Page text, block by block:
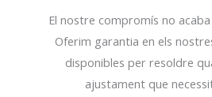
El nostre compromís no
Oferim garantia en els
disponibles per resoldre
ajustament que